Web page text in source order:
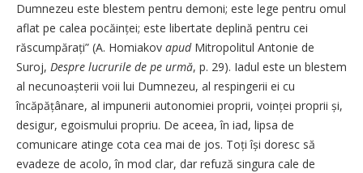
Dumnezeu este blestem pentru demoni; este lege pentru omul
aflat pe calea pocăinței; este libertate deplină pentru cei
răscumpărați” (A. Homiakov apudMitropolitul Antonie de
Suroj, Despre lucrurile de pe urmă, p. 29). Iadul este un blestem
al necunoașterii voii lui Dumnezeu, al respingerii ei cu
încăpățânare, al impunerii autonomiei proprii, voinței proprii și,
desigur, egoismului propriu. De aceea, în iad, lipsa de
comunicare atinge cota cea mai de jos. Toți își doresc să
evadeze de acolo, în mod clar, dar refuză singura cale de